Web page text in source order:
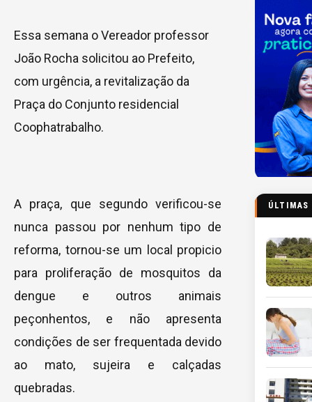
Essa semana o Vereador professor
João Rocha solicitou ao Prefeito,
com urgência, a revitalização da
Praça do Conjunto residencial
Coophatrabalho.
A praça, que segundo verificou-se
nunca passou por nenhum tipo de
reforma, tornou-se um local propicio
para proliferação de mosquitos da
dengue e outros animais
peçonhentos, e não apresenta
condições de ser frequentada devido
ao mato, sujeira e calçadas
quebradas.